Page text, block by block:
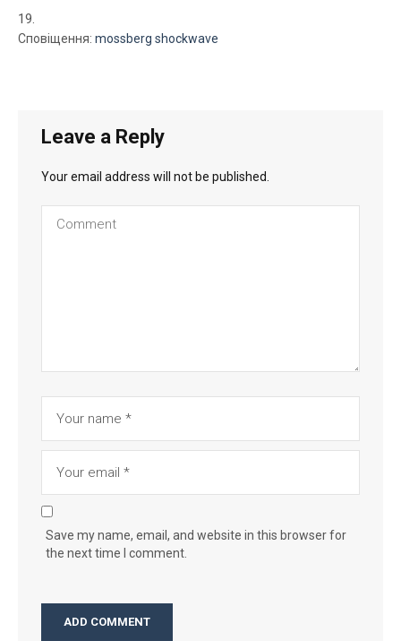
Сповіщення: mossberg shockwave
Leave a Reply
Your email address will not be published.
Save my name, email, and website in this browser for
the next time I comment.